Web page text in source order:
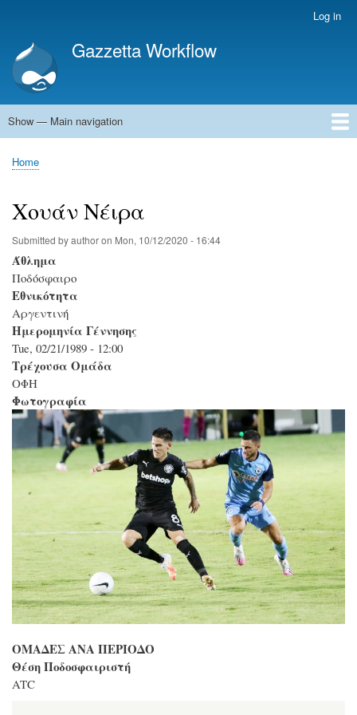
main
content
account
menu
Log in
Gazzetta Workflow
Main
Show — Main navigation
Home
Breadcrumb
Home
Χουάν Νέιρα
Submitted byauthoron Mon, 10/12/2020 - 16:44
Άθλημα
Ποδόσφαιρο
Εθνικότητα
Αργεντινή
Ημερομηνία Γέννησης
Tue, 02/21/1989 - 12:00
Τρέχουσα Ομάδα
ΟΦΗ
Φωτογραφία
ΟΜΑΔΕΣ ΑΝΑ ΠΕΡΙΟΔΟ
Θέση Ποδοσφαιριστή
ATC